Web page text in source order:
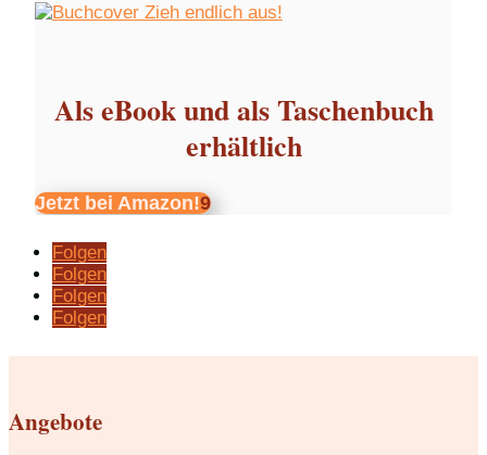
Als eBook und als Taschenbuch
erhältlich
Jetzt bei Amazon!
Folgen
Folgen
Folgen
Folgen
Angebote